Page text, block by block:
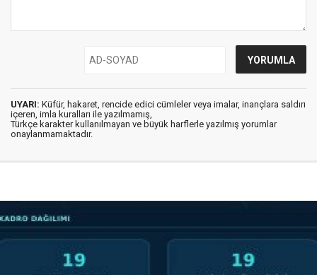
UYARI: Küfür, hakaret, rencide edici cümleler veya imalar, inançlara saldırı
içeren, imla kuralları ile yazılmamış,
Türkçe karakter kullanılmayan ve büyük harflerle yazılmış yorumlar
onaylanmamaktadır.